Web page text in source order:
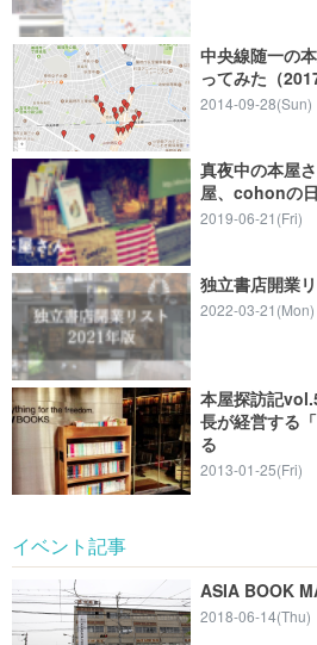
中央線随一の
ってみた（
2014-09-28(Sun)
真夜中の本屋
屋、cohonの
2019-06-21(Fri)
独立書店開業
2022-03-21(Mon)
本屋探訪記
長が経営する
る
2013-01-25(Fri)
イベント記事
ASIA BOOK
2018-06-14(Thu)